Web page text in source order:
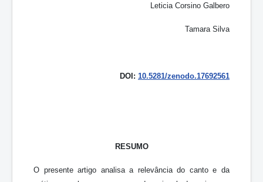
Leticia Corsino Galbero
Tamara Silva
DOI: 10.5281/zenodo.17692561
RESUMO
O presente artigo analisa a relevância do canto e da